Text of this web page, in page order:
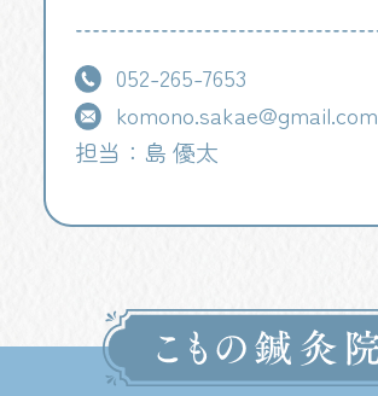
052-265-7653
komono.sakae@gmail.com
担当：島 優太